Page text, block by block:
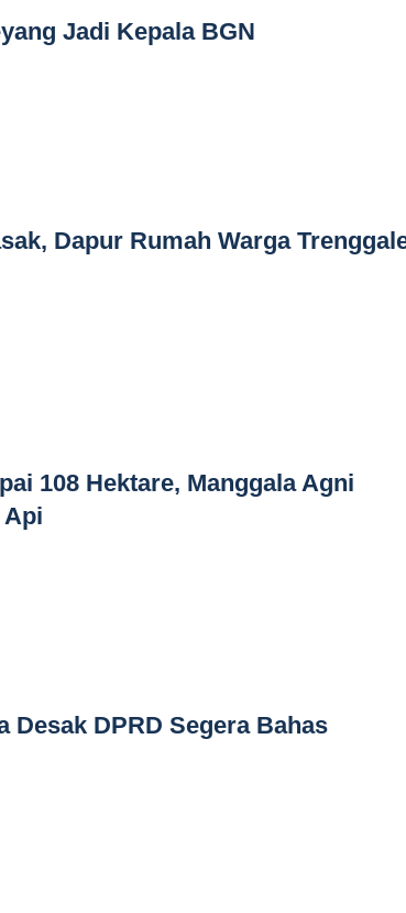
Jadi Kepala BGN
Dapur Rumah Warga
108 Hektare, Manggala Agni
Api
DPRD Segera Bahas